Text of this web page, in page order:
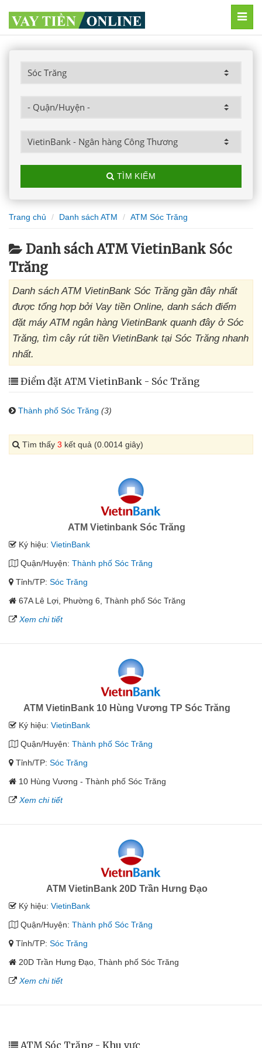
TÌM KIẾM
Trang chủ Danh sách ATM ATM Sóc Trăng
Danh sách ATM VietinBank Sóc
Trăng
Danh sách ATM VietinBank Sóc Trăng gần đây nhất
được tổng hợp bởi Vay tiền Online, danh sách điểm
đặt máy ATM ngân hàng VietinBank quanh đây ở Sóc
Trăng, tìm cây rút tiền VietinBank tại Sóc Trăng nhanh
nhất.
Điểm đặt ATM VietinBank - Sóc Trăng
Thành phố Sóc Trăng (3)
Tìm thấy 3 kết quả (0.0014 giây)
ATM Vietinbank Sóc Trăng
Ký hiệu: VietinBank
Quận/Huyện: Thành phố Sóc Trăng
Tỉnh/TP: Sóc Trăng
67A Lê Lợi, Phường 6, Thành phố Sóc Trăng
Xem chi tiết
ATM VietinBank 10 Hùng Vương TP Sóc Trăng
Ký hiệu: VietinBank
Quận/Huyện: Thành phố Sóc Trăng
Tỉnh/TP: Sóc Trăng
10 Hùng Vương - Thành phố Sóc Trăng
Xem chi tiết
ATM VietinBank 20D Trần Hưng Đạo
Ký hiệu: VietinBank
Quận/Huyện: Thành phố Sóc Trăng
Tỉnh/TP: Sóc Trăng
20D Trần Hưng Đạo, Thành phố Sóc Trăng
Xem chi tiết
ATM Sóc Trăng - Khu vực